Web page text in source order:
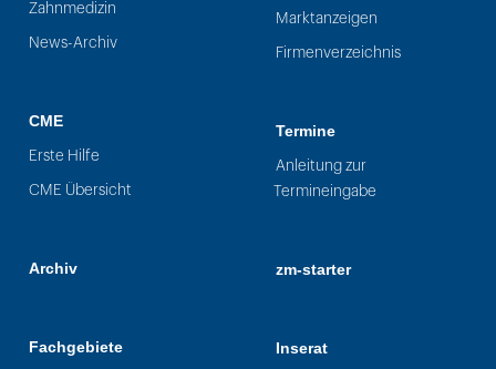
Zahnmedizin
News-Archiv
CME
Erste Hilfe
CME Übersicht
Archiv
Fachgebiete
Marktanzeigen
Firmenverzeichnis
Termine
Anleitung zur
Termineingabe
zm-starter
Inserat